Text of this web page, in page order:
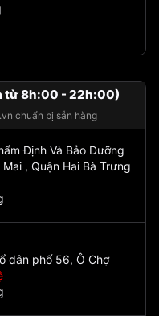
từ 8h:00 - 22h:00)
chuẩn bị sẵn hàng
Định Và Bảo Dưỡng
, Quận Hai Bà Trưng
dân phố 56, Ô Chợ